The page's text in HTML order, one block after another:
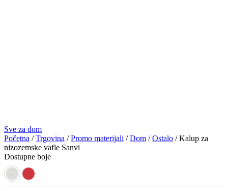
Sve za dom
Početna /Trgovina /Promo materijali /Dom /Ostalo / Kalup za
nizozemske vafle Sanvi
Dostupne boje